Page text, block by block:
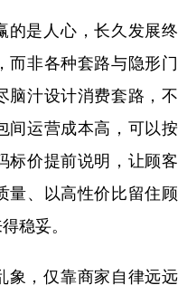
Français عربى
日本語 한국어
的是人心，长久发展终
而非各种套路与隐形门
脑汁设计消费套路，不
间运营成本高，可以按
标价提前说明，让顾客
量、以高性价比留住顾
稳妥。
象，仅靠商家自律远远